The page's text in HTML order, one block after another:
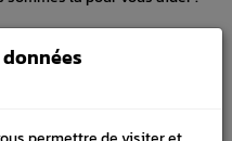
24h à 48h avec DPD
ou 10x avec frais votre